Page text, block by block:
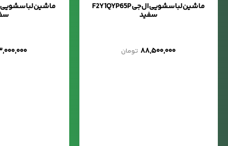
ماشین لباسشویی ال جی F2Y1QYP65P
سفید
۸۸,۵۰۰,۰۰۰